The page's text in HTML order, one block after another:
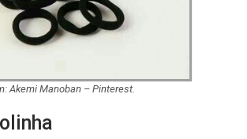
Akemi Manoban – Pinterest.